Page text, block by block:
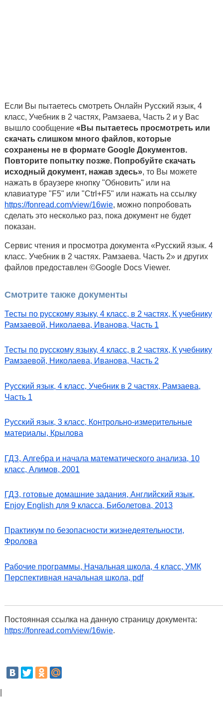
Если Вы пытаетесь смотреть Онлайн Русский язык, 4
класс, Учебник в 2 частях, Рамзаева, Часть 2 и у Вас
вышло сообщение «Вы пытаетесь просмотреть или
скачать слишком много файлов, которые
сохранены не в формате Google Документов.
Повторите попытку позже. Попробуйте скачать
исходный документ, нажав здесь», то Вы можете
нажать в браузере кнопку "Обновить" или на
клавиатуре "F5" или "Ctrl+F5" или нажать на ссылку
https://fonread.com/view/16wie, можно попробовать
сделать это несколько раз, пока документ не будет
показан.
Сервис чтения и просмотра документа «Русский язык. 4
класс. Учебник в 2 частях. Рамзаева. Часть 2» и других
файлов предоставлен ©Google Docs Viewer.
Смотрите также документы
Тесты по русскому языку, 4 класс, в 2 частях, К учебнику
Рамзаевой, Николаева, Иванова, Часть 1
Тесты по русскому языку, 4 класс, в 2 частях, К учебнику
Рамзаевой, Николаева, Иванова, Часть 2
Русский язык, 4 класс, Учебник в 2 частях, Рамзаева,
Часть 1
Русский язык, 3 класс, Контрольно-измерительные
материалы, Крылова
ГДЗ, Алгебра и начала математического анализа, 10
класс, Алимов, 2001
ГДЗ, готовые домашние задания, Английский язык,
Enjoy English для 9 класса, Биболетова, 2013
Практикум по безопасности жизнедеятельности,
Фролова
Рабочие программы, Начальная школа, 4 класс, УМК
Перспективная начальная школа, pdf
Постоянная ссылка на данную страницу документа:
https://fonread.com/view/16wie.